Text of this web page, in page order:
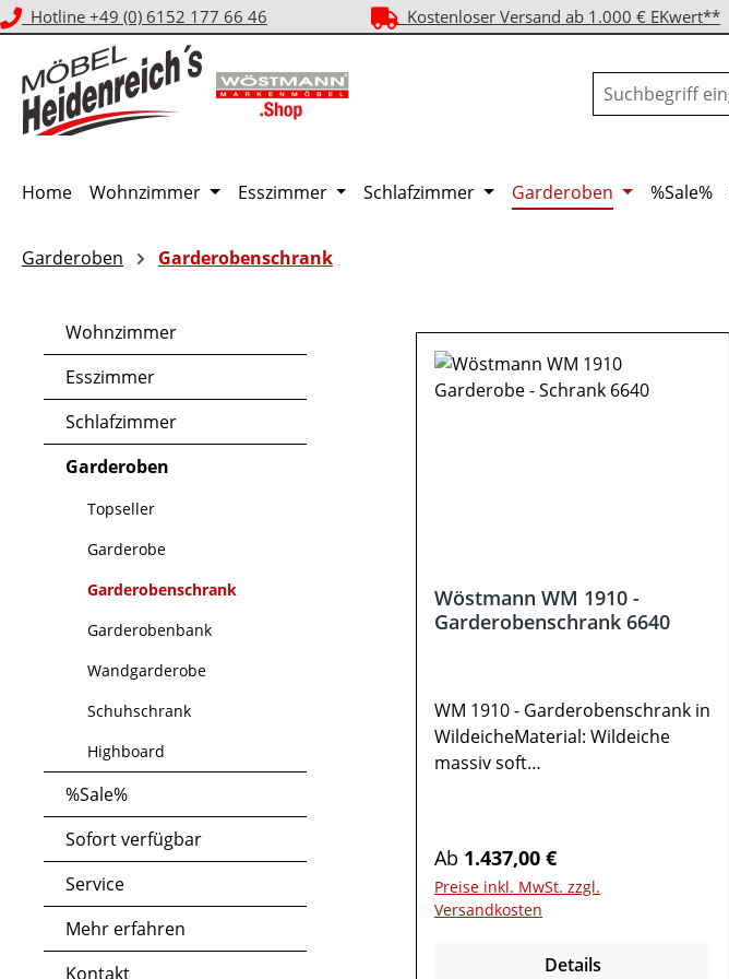
Hauptinhalt springen
Zur Suche springen
Zur Hauptnavigation springen
Hotline +49 (0) 6152 177 66 46 Kostenloser Versand ab 1.000 € EKwert**
Home Wohnzimmer Esszimmer Schlafzimmer Garderoben %Sale%
Garderoben Garderobenschrank
Wohnzimmer
Esszimmer
Schlafzimmer
Garderoben
Topseller
Garderobe
Garderobenschrank
Garderobenbank
Wandgarderobe
Schuhschrank
Highboard
%Sale%
Sofort verfügbar
Service
Mehr erfahren
Kontakt
Wöstmann WM 1910 -
Garderobenschrank 6640
WM 1910 - Garderobenschrank in
WildeicheMaterial: Wildeiche
massiv soft
37,11x Schrank TYPE 66401
Holzboden1 fester Boden mit
ausziehbarer Kleiderstange2
MetallbödenWichtige
Regulärer Preis:
Ab 1.437,00 €
Preise inkl. MwSt. zzgl.
Versandkosten
Details